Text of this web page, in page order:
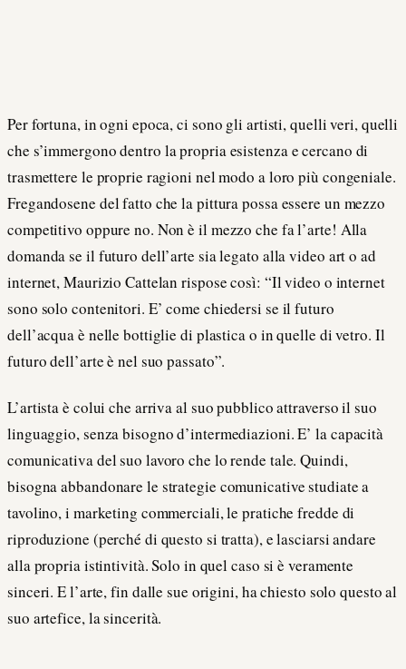
Per fortuna, in ogni epoca, ci sono gli artisti, quelli veri, quelli
che s’immergono dentro la propria esistenza e cercano di
trasmettere le proprie ragioni nel modo a loro più congeniale.
Fregandosene del fatto che la pittura possa essere un mezzo
competitivo oppure no. Non è il mezzo che fa l’arte! Alla
domanda se il futuro dell’arte sia legato alla video art o ad
internet, Maurizio Cattelan rispose così: “Il video o internet
sono solo contenitori. E’ come chiedersi se il futuro
dell’acqua è nelle bottiglie di plastica o in quelle di vetro. Il
futuro dell’arte è nel suo passato”.
L’artista è colui che arriva al suo pubblico attraverso il suo
linguaggio, senza bisogno d’intermediazioni. E’ la capacità
comunicativa del suo lavoro che lo rende tale. Quindi,
bisogna abbandonare le strategie comunicative studiate a
tavolino, i marketing commerciali, le pratiche fredde di
riproduzione (perché di questo si tratta), e lasciarsi andare
alla propria istintività. Solo in quel caso si è veramente
sinceri. E l’arte, fin dalle sue origini, ha chiesto solo questo al
suo artefice, la sincerità.